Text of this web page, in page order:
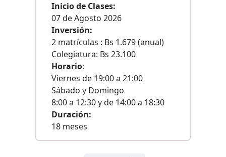
Inicio de Clases:
07 de Agosto 2026
Inversión:
2 matrículas : Bs 1.679 (anual)
Colegiatura: Bs 23.100
Horario:
Viernes de 19:00 a 21:00
Sábado y Domingo
8:00 a 12:30 y de 14:00 a 18:30
Duración:
18 meses